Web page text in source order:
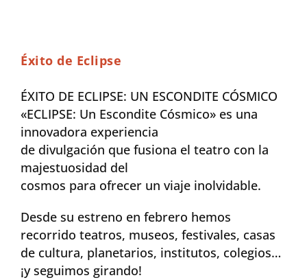
Éxito de Eclipse
ÉXITO DE ECLIPSE: UN ESCONDITE CÓSMICO
«ECLIPSE: Un Escondite Cósmico» es una
innovadora experiencia
de divulgación que fusiona el teatro con la
majestuosidad del
cosmos para ofrecer un viaje inolvidable.
Desde su estreno en febrero hemos
recorrido teatros, museos, festivales, casas
de cultura, planetarios, institutos, colegios…
¡y seguimos girando!